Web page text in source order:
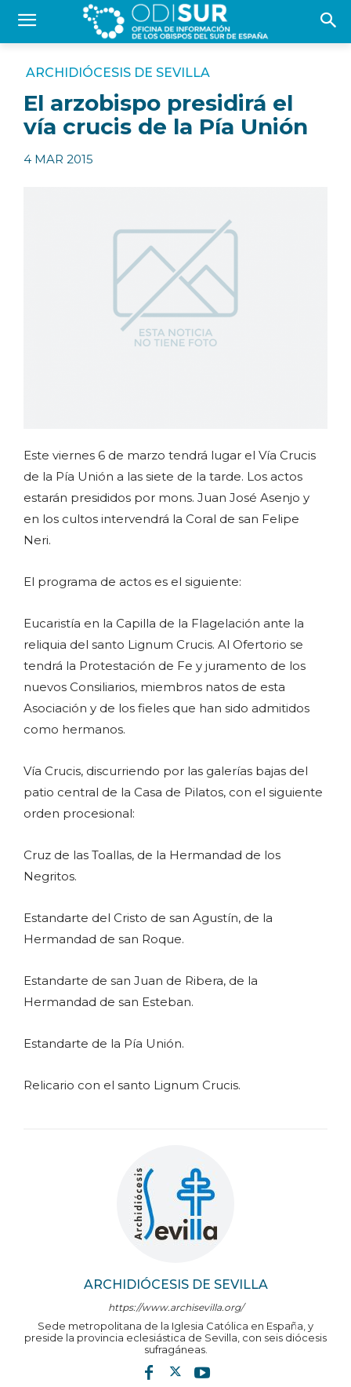
ARCHIDIÓCESIS DE SEVILLA
El arzobispo presidirá el
vía crucis de la Pía Unión
4 MAR 2015
ARCHIDIÓCESIS DE SEVILLA
https://www.archisevilla.org/
Sede metropolitana de la Iglesia Católica en España, y
preside la provincia eclesiástica de Sevilla, con seis diócesis
sufragáneas.
Este viernes 6 de marzo tendrá lugar el Vía Crucis
de la Pía Unión a las siete de la tarde. Los actos
estarán presididos por mons. Juan José Asenjo y
en los cultos intervendrá la Coral de san Felipe
Neri.
El programa de actos es el siguiente:
Eucaristía en la Capilla de la Flagelación ante la
reliquia del santo Lignum Crucis. Al Ofertorio se
tendrá la Protestación de Fe y juramento de los
nuevos Consiliarios, miembros natos de esta
Asociación y de los fieles que han sido admitidos
como hermanos.
Vía Crucis, discurriendo por las galerías bajas del
patio central de la Casa de Pilatos, con el siguiente
orden procesional:
Cruz de las Toallas, de la Hermandad de los
Negritos.
Estandarte del Cristo de san Agustín, de la
Hermandad de san Roque.
Estandarte de san Juan de Ribera, de la
Hermandad de san Esteban.
Estandarte de la Pía Unión.
Relicario con el santo Lignum Crucis.